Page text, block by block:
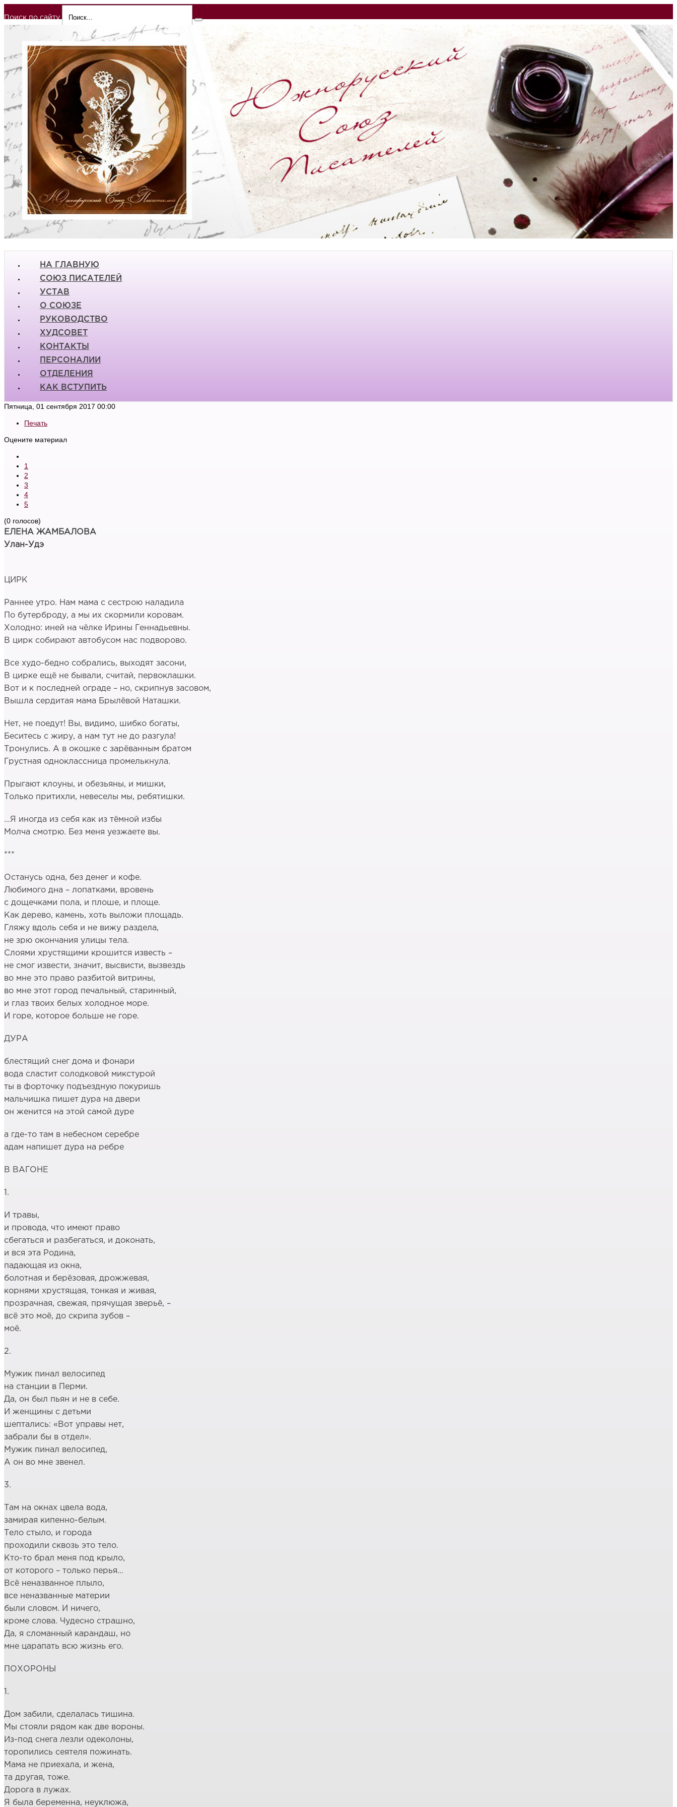
Поиск по сайту
НА ГЛАВНУЮ
СОЮЗ ПИСАТЕЛЕЙ
УСТАВ
О СОЮЗЕ
РУКОВОДСТВО
ХУДСОВЕТ
КОНТАКТЫ
ПЕРСОНАЛИИ
ОТДЕЛЕНИЯ
КАК ВСТУПИТЬ
Пятница, 01 сентября 2017 00:00
Печать
Оцените материал
1
2
3
4
5
(0 голосов)
ЕЛЕНА ЖАМБАЛОВА
Улан-Удэ
ЦИРК
Раннее утро. Нам мама с сестрою наладила
По бутерброду, а мы их скормили коровам.
Холодно: иней на чёлке Ирины Геннадьевны.
В цирк собирают автобусом нас подворово.
Все худо-бедно собрались, выходят засони,
В цирке ещё не бывали, считай, первоклашки.
Вот и к последней ограде – но, скрипнув засовом,
Вышла сердитая мама Брылёвой Наташки.
Нет, не поедут! Вы, видимо, шибко богаты,
Беситесь с жиру, а нам тут не до разгула!
Тронулись. А в окошке с зарёванным братом
Грустная одноклассница промелькнула.
Прыгают клоуны, и обезьяны, и мишки,
Только притихли, невеселы мы, ребятишки.
…Я иногда из себя как из тёмной избы
Молча смотрю. Без меня уезжаете вы.
***
Останусь одна, без денег и кофе.
Любимого дна – лопатками, вровень
с дощечками пола, и плоше, и площе.
Как дерево, камень, хоть выложи площадь.
Гляжу вдоль себя и не вижу раздела,
не зрю окончания улицы тела.
Слоями хрустящими крошится известь –
не смог извести, значит, высвисти, вызвездь
во мне это право разбитой витрины,
во мне этот город печальный, старинный,
и глаз твоих белых холодное море.
И горе, которое больше не горе.
ДУРА
блестящий снег дома и фонари
вода сластит солодковой микстурой
ты в форточку подъездную покуришь
мальчишка пишет дура на двери
он женится на этой самой дуре
а где-то там в небесном серебре
адам напишет дура на ребре
В ВАГОНЕ
1.
И травы,
и провода, что имеют право
сбегаться и разбегаться, и доконать,
и вся эта Родина,
падающая из окна,
болотная и берёзовая, дрожжевая,
корнями хрустящая, тонкая и живая,
прозрачная, свежая, прячущая зверьё, –
всё это моё, до скрипа зубов –
моё.
2.
Мужик пинал велосипед
на станции в Перми.
Да, он был пьян и не в себе.
И женщины с детьми
шептались: «Вот управы нет,
забрали бы в отдел».
Мужик пинал велосипед,
А он во мне звенел.
3.
Там на окнах цвела вода,
замирая кипенно-белым.
Тело стыло, и города
проходили сквозь это тело.
Кто-то брал меня под крыло,
от которого – только перья…
Всё неназванное плыло,
все неназванные материи
были словом. И ничего,
кроме слова. Чудесно страшно,
Да, я сломанный карандаш, но
мне царапать всю жизнь его.
ПОХОРОНЫ
1.
Дом забили, сделалась тишина.
Мы стояли рядом как две вороны.
Из-под снега лезли одеколоны,
торопились сеятеля пожинать.
Мама не приехала, и жена,
та другая, тоже.
Дорога в лужах.
Я была беременна, неуклюжа,